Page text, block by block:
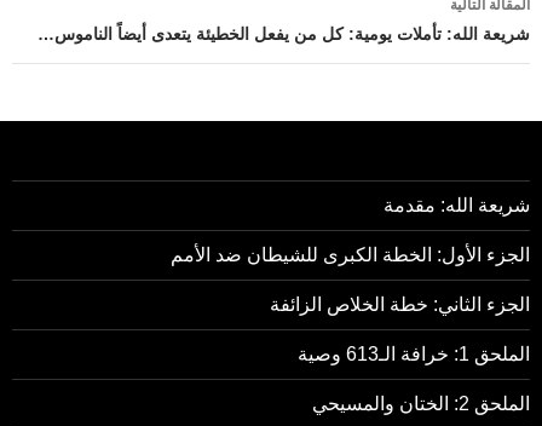
المقالة التالية
شريعة الله: تأملات يومية: كل من يفعل الخطيئة يتعدى أيضاً الناموس…
شريعة الله: مقدمة
الجزء الأول: الخطة الكبرى للشيطان ضد الأمم
الجزء الثاني: خطة الخلاص الزائفة
الملحق 1: خرافة الـ613 وصية
الملحق 2: الختان والمسيحي